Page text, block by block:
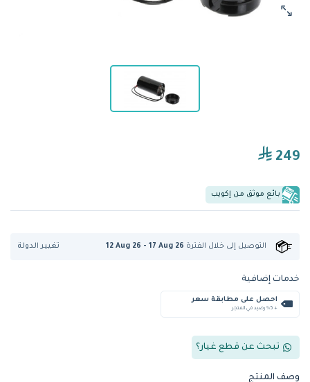
249
بائع موثق من إكويب
التوصيل إلى خلال الفترة 12 Aug 26 - 17 Aug 26 تغيير الدولة
خدمات إضافية
احصل على مطابقة سعر
+ %5 رصيد في المتجر
تبحث عن قطع غيار؟
وصف المنتج